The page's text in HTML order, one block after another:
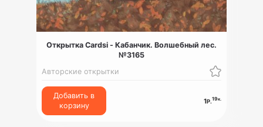
Открытка Cardsi - Кабанчик. Волшебный лес.
№3165
Авторские открытки
Добавить в
корзину
1Р.19к.